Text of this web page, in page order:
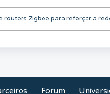
routers Zigbee para reforçar a
Forum